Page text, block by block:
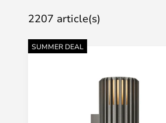
2207 article(s)
SUMMER DEAL